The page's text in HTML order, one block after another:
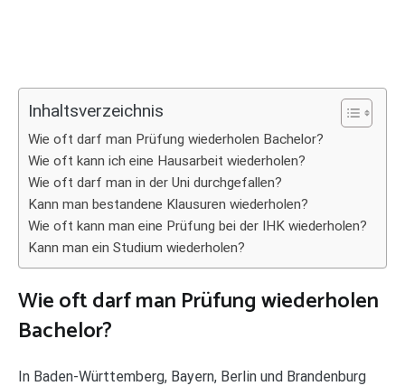
Inhaltsverzeichnis
Wie oft darf man Prüfung wiederholen Bachelor?
Wie oft kann ich eine Hausarbeit wiederholen?
Wie oft darf man in der Uni durchgefallen?
Kann man bestandene Klausuren wiederholen?
Wie oft kann man eine Prüfung bei der IHK wiederholen?
Kann man ein Studium wiederholen?
Wie oft darf man Prüfung wiederholen
Bachelor?
In Baden-Württemberg, Bayern, Berlin und Brandenburg